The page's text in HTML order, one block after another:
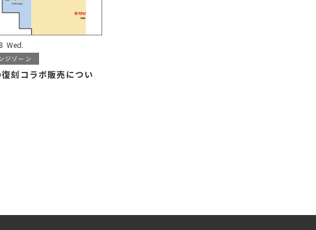
Wed.
ジゾーン
刻コラボ販売につい